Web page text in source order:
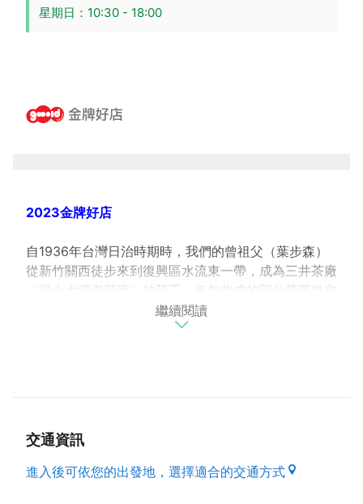
星期日：10:30 - 18:00
2023金牌好店
自1936年台灣日治時期時，我們的曾祖父（葉步森）
從新竹關西徒步來到復興區水流東一帶，成為三井茶廠
（現今大溪老茶廠）的茶工，每年收成的部分茶菁繳交
給三井茶廠轉換成地租，開啟了葉家與茶的故事。
身為第四代小茶農的我們，承接葉家製茶、焙茶工藝，
並提倡與高山自然環境共存的永續農法茶。傳承葉家的
繼續閱讀
交通資訊
進入後可依您的出發地，選擇適合的交通方式